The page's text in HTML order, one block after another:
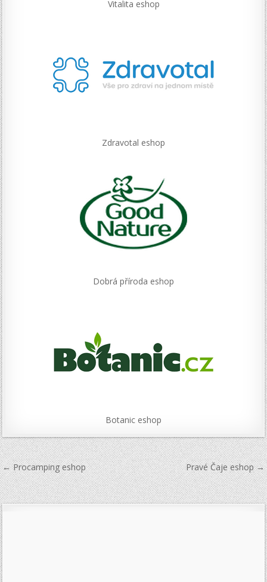
Vitalita eshop
Zdravotal eshop
Dobrá příroda eshop
Botanic eshop
Navigace
pro
příspěvek
← Procamping eshop Pravé Čaje eshop →